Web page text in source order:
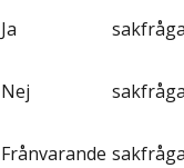
Ja
Nej
Frånvarande